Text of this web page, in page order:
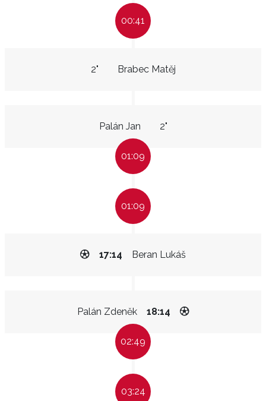
00:41
Brabec Matěj
2"
Palán Jan 2"
01:09
01:09
Beran Lukáš
17:14
Palán Zdeněk 18:14
02:49
03:24